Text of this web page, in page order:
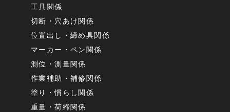
工具関係
切断・穴あけ関係
位置出し・締め具関係
マーカー・ペン関係
測位・測量関係
作業補助・補修関係
塗り・慣らし関係
重量・荷締関係